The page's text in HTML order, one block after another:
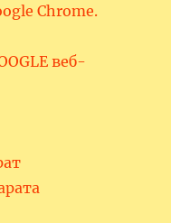
Chrome.
веб-